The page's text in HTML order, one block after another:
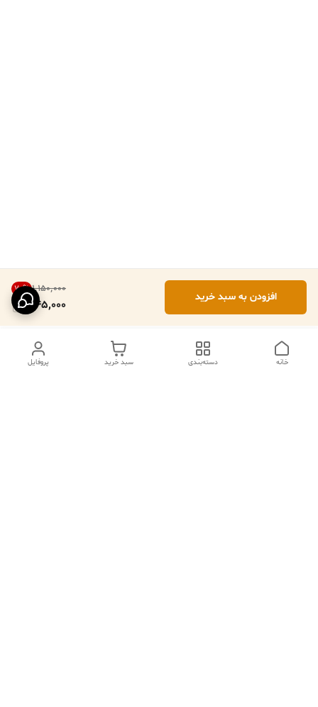
۱٬۱۵۰٬۰۰۰ 70%
345,000
افزودن به سبد خرید
پروفایل سبد خرید دسته‌بندی خانه